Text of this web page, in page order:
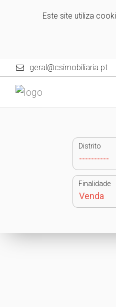
Este site utiliza
geral@csimobiliaria.pt
Distrito
Finalidade